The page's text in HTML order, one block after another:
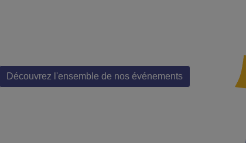
Découvrez l'ensemble de nos événements